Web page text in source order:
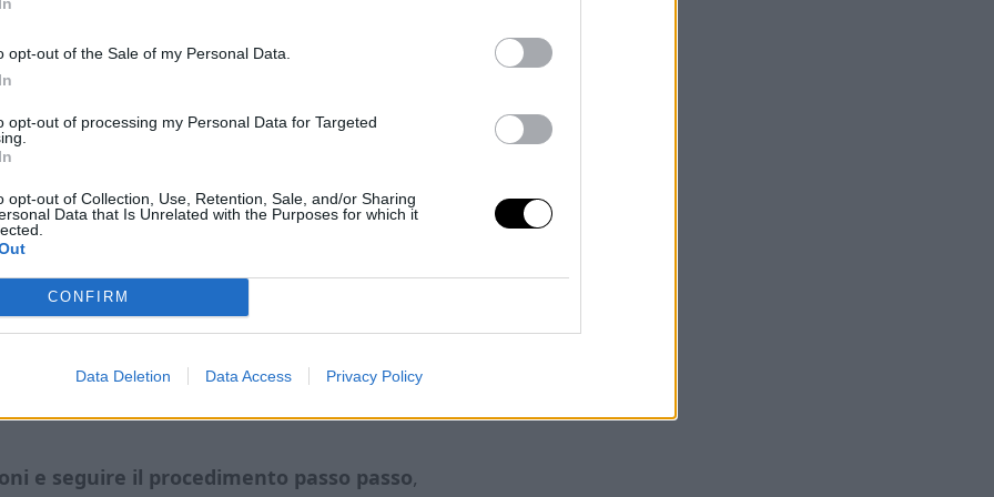
opt-out of the Sale of my Personal Data.
opt-out of processing my Personal Data for Targeted
opt-out of Collection, Use, Retention, Sale, and/or Sharing
Data that Is Unrelated with the Purposes for which it
CONFIRM
Data Deletion Data Access Privacy Policy
per circa 20-25 minuti, o fino a quando
e seguire il procedimento passo passo,